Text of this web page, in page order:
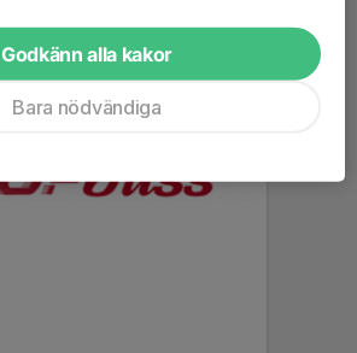
Godkänn alla kakor
Bara nödvändiga